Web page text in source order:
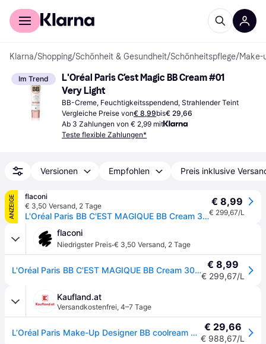
Für Shopper
Klarna/Shopping/Schönheit & Gesundheit/Schönheitspflege/Make-
Im Trend
L'Oréal Paris C’est Magic BB Cream #01
Very Light
BB-Creme, Feuchtigkeitsspendend, Strahlender Teint
Vergleiche Preise von€ 8,99bis€ 29,66
Ab 3 Zahlungen von € 2,99 mit
Teste flexible Zahlungen*
Versionen Empfohlen Preis inklusive
ANZEIGE
flaconi
€ 3,50 Versand, 2 Tage
L'Oréal Paris BB C'EST MAGIQUE BB Cream 30 ml Sehr Hell
€ 8,99
€ 299,67/L
flaconi
Niedrigster Preis·€ 3,50 Versand, 2 Tage
L'Oréal Paris BB C'EST MAGIQUE BB Cream 30 ml Sehr Hell € 8,99
€ 299,67/L
Kaufland.at
Versandkostenfrei, 4–7 Tage
L’Oréal Paris Make-Up Designer BB coolream cool'est Magicool 01 VERY LIGHT, BB Cream, Messe, Licht, Unisex, Mischhaut, normale Haut, Anti-Müdigkeit, Feuchtigkeitsspendend, Beige € 29,66
€ 988,67/L